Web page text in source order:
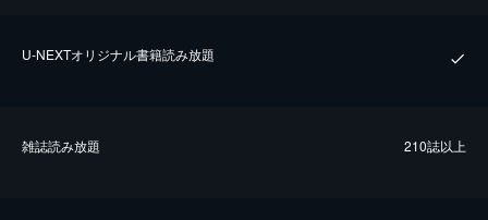
U-NEXTオリジナル書籍読み放題
雑誌読み放題 210誌以上